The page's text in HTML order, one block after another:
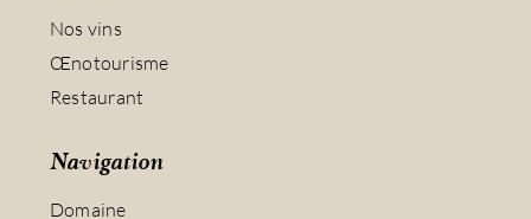
Nos vins
Œnotourisme
Restaurant
Navigation
Domaine